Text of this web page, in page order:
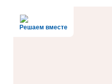
Решаем вместе